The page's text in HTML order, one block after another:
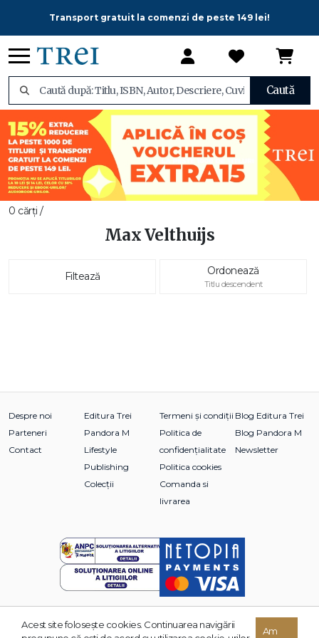
Transport gratuit la comenzi de peste 149 lei!
Caută
0 cărți /
Max Velthuijs
Filtează Ordonează
Titlu descendent
Despre noi
Parteneri
Contact
Editura Trei
Pandora M
Lifestyle
Publishing
Colecții
Termeni și condiții
Politica de
confidențialitate
Politica cookies
Comanda si
livrarea
Blog Editura Trei
Blog Pandora M
Newsletter
© 2026 Grupul Editorial TREI. Toate drepturile rezervate.
Acest site foloseşte cookies. Continuarea navigării
Am